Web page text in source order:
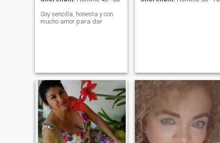
Soy sencilla, honesta y con
mucho amor para dar